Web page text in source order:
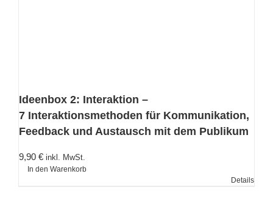
Ideenbox 2: Interaktion –
7 Interaktionsmethoden für Kommunikation,
Feedback und Austausch mit dem Publikum
9,90 € inkl. MwSt.
In den Warenkorb
Details